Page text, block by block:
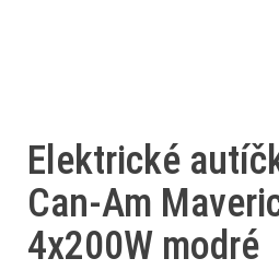
Elektrické
Can-Am
4x200W modré